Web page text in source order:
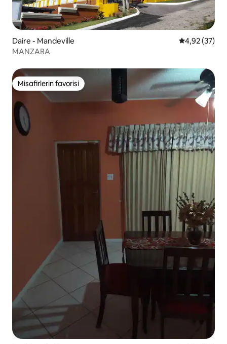
Daire - Mandeville 5 üzerinden
4,92 (37)
MANZARA
Misafirlerin favorisi
Misafirlerin favorisi